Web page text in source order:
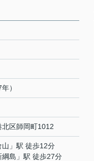
）
北区師岡町1012
山 」駅 徒歩12分
綱島 」駅 徒歩27分